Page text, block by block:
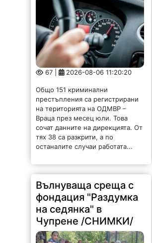
67 | 2026-08-06 11:20:20
Общо 151 криминални
престъпления са регистрирани
на територията на ОДМВР –
Враца през месец юли. Това
сочат данните на дирекцията. От
тях 38 са разкрити, а по
останалите случаи работата...
Вълнуваща среща с
фондация "Раздумка
на седянка" в
Чупрене /СНИМКИ/